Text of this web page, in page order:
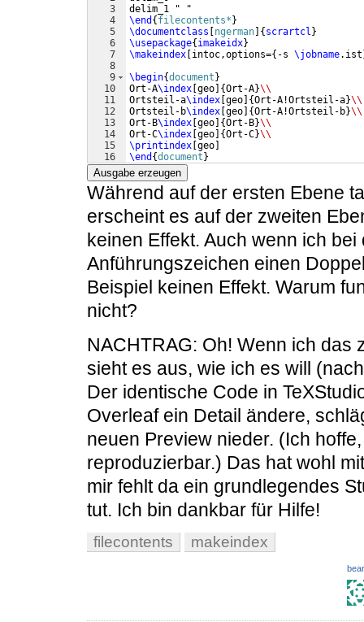
3
4
5
6
7
8
9
10
11
12
13
14
15
16
delim_1 " "
\end { filecontents* }
\documentclass
ngerman { scrartcl }
\usepackage{ imakeidx}
\makeindex intoc,options={ -s \jobname.ist
\begin{document }
Ort-A\index geo {Ort-A}\\
Ortsteil-a\index geo {Ort-A!Ortsteil-a}\\
Ortsteil-b\index geo {Ort-A!Ortsteil-b}\\
Ort-B\index geo {Ort-B}\\
Ort-C\index geo {Ort-C}\\
\printindex geo
\end {document }
Ausgabe erzeugen
Während auf der ersten Ebene
erscheint es auf der zweiten
keinen Effekt. Auch wenn ich
Anführungszeichen einen
Beispiel keinen Effekt. Warum
nicht?
NACHTRAG: Oh! Wenn ich das
sieht es aus, wie ich es will
Der identische Code in
Overleaf ein Detail ändere,
neuen Preview nieder. (Ich
reproduzierbar.) Das hat wohl
mir fehlt da ein grundlegendes
tut. Ich bin dankbar für Hilfe!
filecontents makeindex